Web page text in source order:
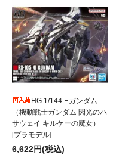
HG 1/144 Ξガンダム
（機動戦士ガンダム 閃光のハ
サウェイ キルケーの魔女）
[プラモデル]
6,622円(税込)